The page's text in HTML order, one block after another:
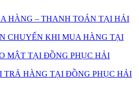
HÀNG – THANH TOÁN TẠI HẢI
CHUYỂN KHI MUA HÀNG TẠI
MẬT TẠI ĐỒNG PHỤC HẢI
TRẢ HÀNG TẠI ĐỒNG PHỤC HẢI